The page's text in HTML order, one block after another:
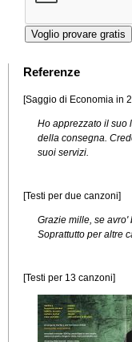
Referenze
[Saggio di Economia in
Ho apprezzato il suo
della consegna.
suoi servizi.
[Testi per due canzoni]
Grazie mille, se avro'
Soprattutto per altre
[Testi per 13 canzoni]